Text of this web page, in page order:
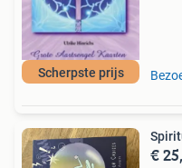
Scherpste prijs
€